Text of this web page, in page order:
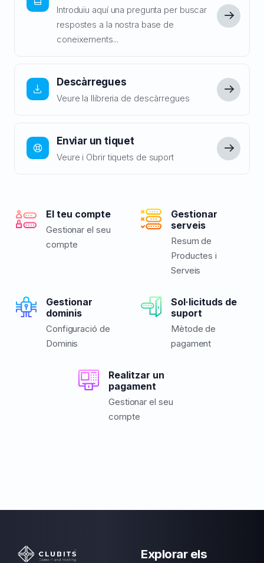
Introduïu aquí una pregunta per buscar
respostes a la nostra base de
coneixements...
Descàrregues
Veure la llibreria de descàrregues
Enviar un tiquet
Veure i Obrir tiquets de suport
El teu compte
Gestionar el seu
compte
Gestionar
serveis
Resum de
Productes i
Serveis
Gestionar
dominis
Configuració de
Dominis
Sol·licituds de
suport
Mètode de
pagament
Realitzar un
pagament
Gestionar el seu
compte
Explorar els